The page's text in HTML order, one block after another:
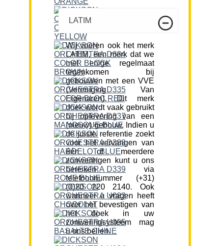
LATIM
Wij voeren ook het merk
LATIM, een merk dat we
met enige regelmaat
tegenkomen bij
gebouwen met een VVE
(Vereniging Van
Eigenaren). Dit merk
doek wordt vaak gebruikt
bij oplevering van een
(nieuw) gebouw. Indien u
de juiste referentie zoekt
voor het vervangen van
één of meerdere
zonweringen kunt u ons
bereiken via
telefoonnummer (+31)
(0)20 220 2140. Ook
wanneer u vragen heeft
over het bevestigen van
het doek in uw
zonweringsysteem mag
u ons bellen.